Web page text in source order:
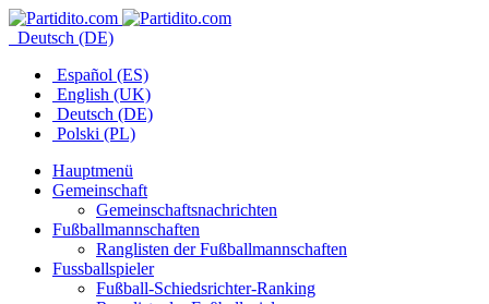
Deutsch (DE)
Español (ES)
English (UK)
Deutsch (DE)
Polski (PL)
Hauptmenü
Gemeinschaft
Gemeinschaftsnachrichten
Fußballmannschaften
Ranglisten der Fußballmannschaften
Fussballspieler
Fußball-Schiedsrichter-Ranking